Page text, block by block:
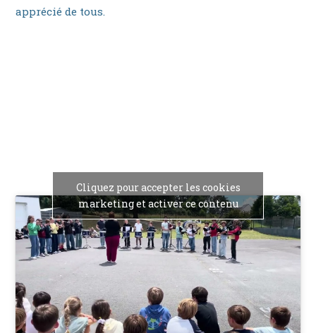
apprécié de tous.
Cliquez pour accepter les cookies
marketing et activer ce contenu